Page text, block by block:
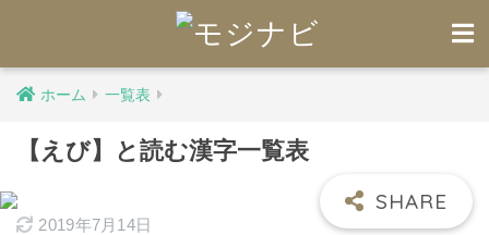
ホーム 一覧表
【えび】と読む漢字一覧表
2019年7月14日